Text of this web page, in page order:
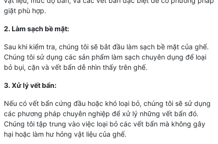
giặt phù hợp.
2. Làm sạch bề mặt:
Sau khi kiểm tra, chúng tôi sẽ bắt đầu làm sạch bề mặt của ghế.
Chúng tôi sử dụng các sản phẩm làm sạch chuyên dụng để loại
bỏ bụi, cặn và vết bẩn dễ nhìn thấy trên ghế.
3. Xử lý vết bẩn:
Nếu có vết bẩn cứng đầu hoặc khó loại bỏ, chúng tôi sẽ sử dụng
các phương pháp chuyên nghiệp để xử lý những vết bẩn đó.
Chúng tôi tập trung vào việc loại bỏ các vết bẩn mà không gây
hại hoặc làm hư hỏng vật liệu của ghế.